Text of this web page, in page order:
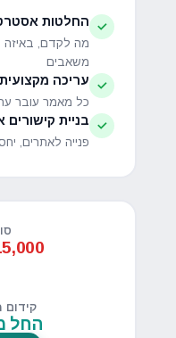
החלטות
מה לקדם, באיזה
משאבים
עריכה
כל מאמר עובר
בניית קישורים
פנייה לאתרים,
5,000-
החל מ-